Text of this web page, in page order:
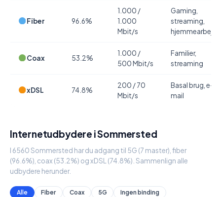
Fiber 96.6%
1.000 /
1.000
Mbit/s
Gaming,
streaming,
hjemmearbejde
Coax 53.2%
1.000 /
500 Mbit/s
Familier,
streaming
xDSL 74.8%
200 / 70
Mbit/s
Basal brug, e-
mail
Internetudbydere i Sommersted
I 6560 Sommersted har du adgang til 5G (7 master), fiber
(96.6%), coax (53.2%) og xDSL (74.8%). Sammenlign alle
udbydere herunder.
Alle Fiber Coax 5G Ingen binding